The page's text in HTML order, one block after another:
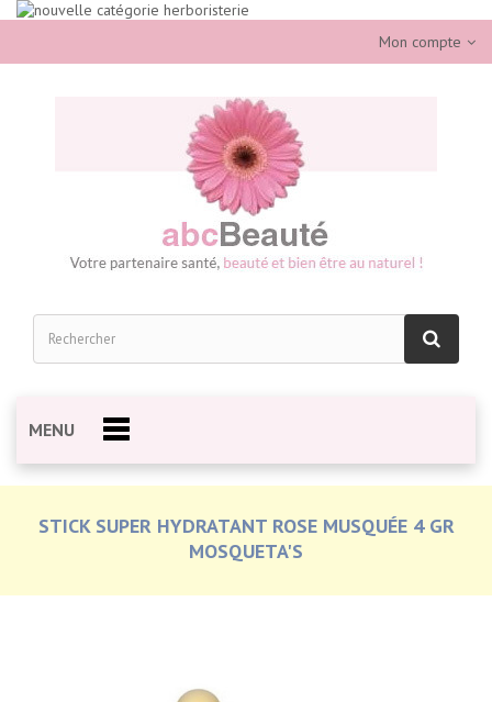
Mon compte
MENU
STICK SUPER HYDRATANT ROSE MUSQUÉE 4 GR
MOSQUETA'S